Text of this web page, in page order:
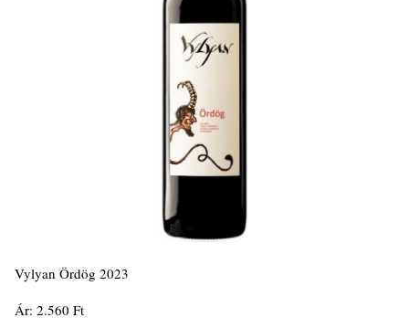
Vylyan Ördög 2023
Ár: 2.560 Ft